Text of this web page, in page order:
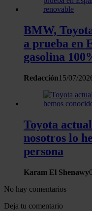
BMW,
a prueba en
gasolina
Redacción15/07/
Toyota
nosotros lo
persona
Karam El Shenawy
No hay comentarios
Deja tu comentario